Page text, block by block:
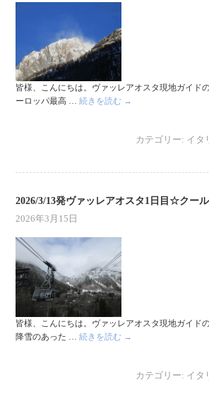
皆様、こんにちは。ヴァッレアオスタ現地ガイド
ーロッパ最高 …続きを読む →
カテゴリー: イタ
2026/3/13発ヴァッレアオスタ1日目☆クー
2026年3月15日
皆様、こんにちは。ヴァッレアオスタ現地ガイド
降雪のあった …続きを読む →
カテゴリー: イタ